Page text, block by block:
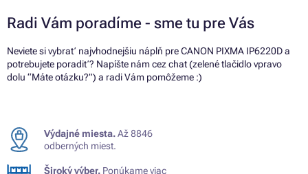
Radi Vám poradíme - sme tu pre Vás
Neviete si vybrať najvhodnejšiu náplň pre CANON PIXMA IP6220D a
potrebujete poradiť? Napíšte nám cez chat (zelené tlačidlo vpravo
dolu “Máte otázku?”) a radi Vám pomôžeme :)
Výdajné miesta.Až 8846
odberných miest.
Široký výber. Ponúkame viac